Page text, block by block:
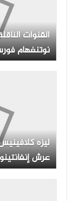
القنوات
نوتنغهام
الثلاثية مع
ليزه
عرش